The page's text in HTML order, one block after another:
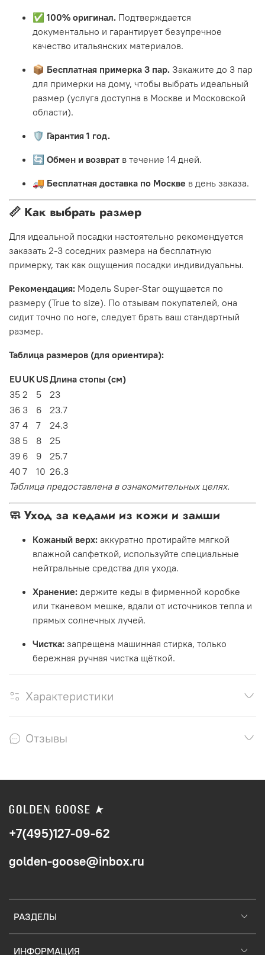
✅ 100% оригинал. Подтверждается
документально и гарантирует безупречное
качество итальянских материалов.
📦 Бесплатная примерка 3 пар. Закажите до 3 пар
для примерки на дому, чтобы выбрать идеальный
размер (услуга доступна в Москве и Московской
области).
🛡️ Гарантия 1 год.
🔄 Обмен и возврат в течение 14 дней.
🚚 Бесплатная доставка по Москве в день заказа.
📏 Как выбрать размер
Для идеальной посадки настоятельно рекомендуется
заказать 2-3 соседних размера на бесплатную
примерку, так как ощущения посадки индивидуальны.
Рекомендация: Модель Super-Star ощущается по
размеру (True to size). По отзывам покупателей, она
сидит точно по ноге, следует брать ваш стандартный
размер.
Таблица размеров (для ориентира):
EU UKUSДлина стопы (см)
35 2 5
23
36 3 6
23.7
37 4 7
24.3
38 5 8
25
39 6 9
25.7
40 7 10 26.3
Таблица предоставлена в ознакомительных целях.
🧼 Уход за кедами из кожи и замши
Кожаный верх: аккуратно протирайте мягкой
влажной салфеткой, используйте специальные
нейтральные средства для ухода.
Хранение: держите кеды в фирменной коробке
или тканевом мешке, вдали от источников тепла и
прямых солнечных лучей.
Чистка: запрещена машинная стирка, только
бережная ручная чистка щёткой.
Характеристики
Отзывы
РАЗДЕЛЫ
ИНФОРМАЦИЯ
+7(495)127-09-62
golden-goose@inbox.ru